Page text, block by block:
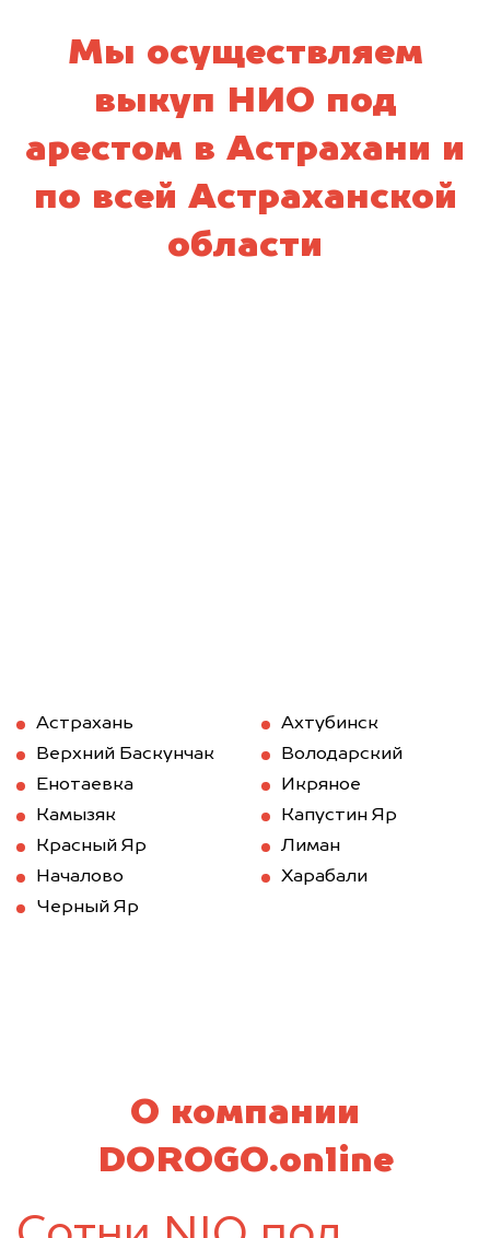
Мы осуществляем
выкуп НИО под
арестом в Астрахани и
по всей Астраханской
области
Астрахань
Ахтубинск
Верхний Баскунчак
Володарский
Енотаевка
Икряное
Камызяк
Капустин Яр
Красный Яр
Лиман
Началово
Харабали
Черный Яр
О компании
DOROGO.online